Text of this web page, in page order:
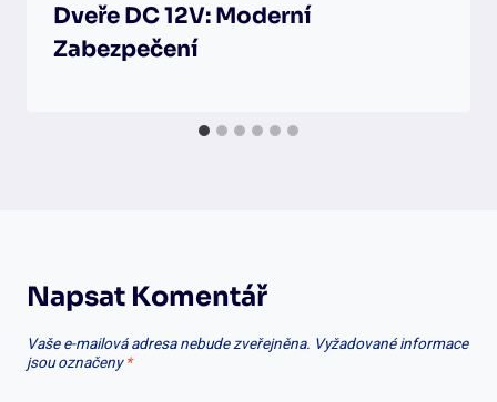
Dveře DC 12V: Moderní
Zabezpečení
Napsat Komentář
Vaše e-mailová adresa nebude zveřejněna. Vyžadované informace
jsou označeny*